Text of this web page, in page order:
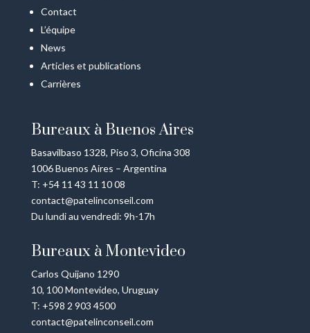
Contact
L’équipe
News
Articles et publications
Carrières
Bureaux à Buenos Aires
Basavilbaso 1328, Piso 3, Oficina 308
1006 Buenos Aires – Argentina
T: +54 11 43 11 10 08
contact@patelinconseil.com
Du lundi au vendredi: 9h-17h
Bureaux à Montevideo
Carlos Quijano 1290
10, 100 Montevideo, Uruguay
T: +598 2 903 4500
contact@patelinconseil.com